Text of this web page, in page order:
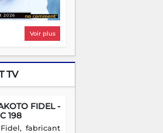
Il faut juste
rame dans le
Voir plus
TV
FIDEL -
198
fabricant